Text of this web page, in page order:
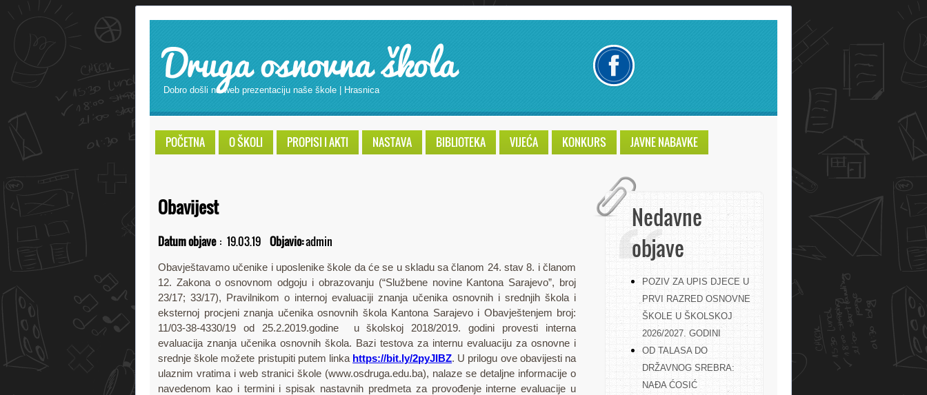
Druga osnovna škola
Dobro došli na web prezentaciju naše škole | Hrasnica
POČETNA O ŠKOLI PROPISI I AKTI NASTAVA BIBLIOTEKA VIJEĆA KONKURS JAVNE NABAVKE
Nedavne
objave
POZIV ZA UPIS DJECE U
PRVI RAZRED OSNOVNE
ŠKOLE U ŠKOLSKOJ
2026/2027. GODINI
OD TALASA DO
DRŽAVNOG SREBRA:
NAĐA ĆOSIĆ
Obavijest
Datum objave : 19.03.19 Objavio:admin
Obavještavamo učenike i uposlenike škole da će se u skladu sa članom 24. stav 8. i članom
12. Zakona o osnovnom odgoju i obrazovanju (“Službene novine Kantona Sarajevo”, broj
23/17; 33/17), Pravilnikom o internoj evaluaciji znanja učenika osnovnih i srednjih škola i
eksternoj procjeni znanja učenika osnovnih škola Kantona Sarajevo i Obavještenjem broj:
11/03-38-4330/19 od 25.2.2019.godine u školskoj 2018/2019. godini provesti interna
evaluacija znanja učenika osnovnih škola. Bazi testova za internu evaluaciju za osnovne i
srednje škole možete pristupiti putem linka https://bit.ly/2pyJIBZ. U prilogu ove obavijesti na
ulaznim vratima i web stranici škole (www.osdruga.edu.ba), nalaze se detaljne informacije o
navedenom kao i termini i spisak nastavnih predmeta za provođenje interne evaluacije u